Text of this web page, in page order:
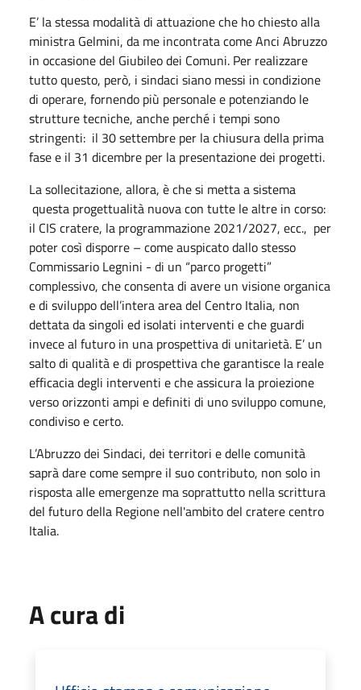
E’ la stessa modalità di attuazione che ho chiesto alla
ministra Gelmini, da me incontrata come Anci Abruzzo
in occasione del Giubileo dei Comuni. Per realizzare
tutto questo, però, i sindaci siano messi in condizione
di operare, fornendo più personale e potenziando le
strutture tecniche, anche perché i tempi sono
stringenti: il 30 settembre per la chiusura della prima
fase e il 31 dicembre per la presentazione dei progetti.
La sollecitazione, allora, è che si metta a sistema
questa progettualità nuova con tutte le altre in corso:
il CIS cratere, la programmazione 2021/2027, ecc., per
poter così disporre – come auspicato dallo stesso
Commissario Legnini - di un “parco progetti”
complessivo, che consenta di avere un visione organica
e di sviluppo dell’intera area del Centro Italia, non
dettata da singoli ed isolati interventi e che guardi
invece al futuro in una prospettiva di unitarietà. E’ un
salto di qualità e di prospettiva che garantisce la reale
efficacia degli interventi e che assicura la proiezione
verso orizzonti ampi e definiti di uno sviluppo comune,
condiviso e certo.
L’Abruzzo dei Sindaci, dei territori e delle comunità
saprà dare come sempre il suo contributo, non solo in
risposta alle emergenze ma soprattutto nella scrittura
del futuro della Regione nell'ambito del cratere centro
Italia.
A cura di